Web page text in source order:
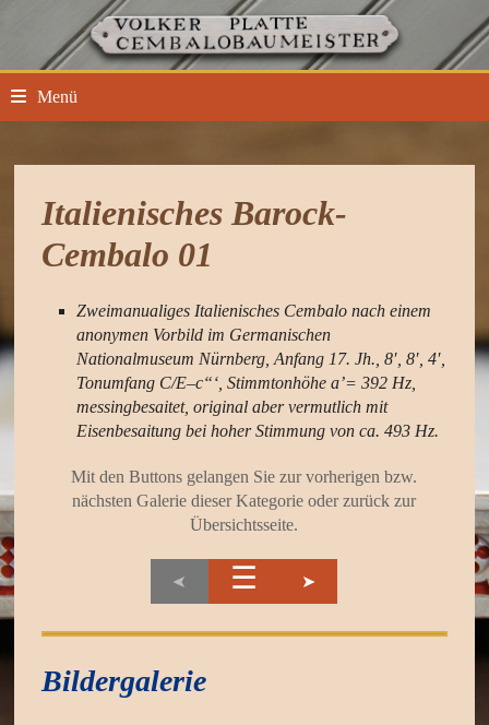
springen
Menü
Italienisches Barock-
Cembalo 01
Zweimanualiges Italienisches Cembalo nach einem
anonymen Vorbild im Germanischen
Nationalmuseum Nürnberg, Anfang 17. Jh., 8′, 8′, 4′,
Tonumfang C/E–c“‘, Stimmtonhöhe a’= 392 Hz,
messingbesaitet, original aber vermutlich mit
Eisenbesaitung bei hoher Stimmung von ca. 493 Hz.
Mit den Buttons gelangen Sie zur vorherigen bzw.
nächsten Galerie dieser Kategorie oder zurück zur
Übersichtsseite.
➤ ☰ ➤
Bildergalerie